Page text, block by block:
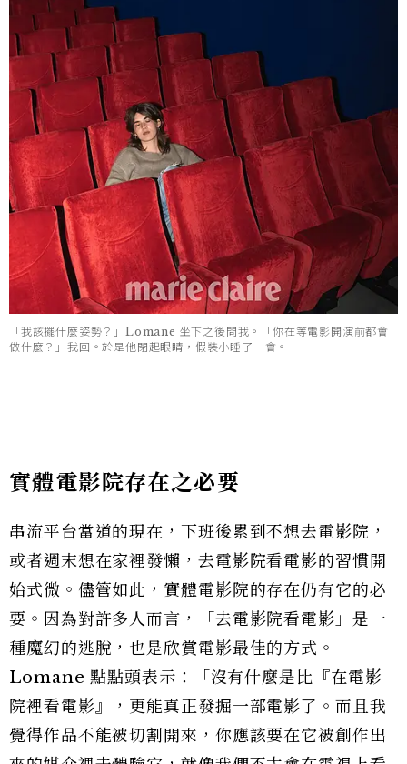
「我該擺什麼姿勢？」Lomane 坐下之後問我。「你在等電影開演前都會
做什麼？」我回。於是他閉起眼睛，假裝小睡了一會。
實體電影院存在之必要
串流平台當道的現在，下班後累到不想去電影院，
或者週末想在家裡發懶，去電影院看電影的習慣開
始式微。儘管如此，實體電影院的存在仍有它的必
要。因為對許多人而言，「去電影院看電影」是一
種魔幻的逃脫，也是欣賞電影最佳的方式。
Lomane 點點頭表示：「沒有什麼是比『在電影
院裡看電影』，更能真正發掘一部電影了。而且我
覺得作品不能被切割開來，你應該要在它被創作出